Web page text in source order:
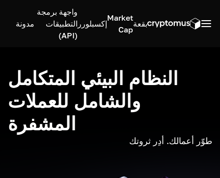
بقعة
Market
Cap
إكسبلورر
واجهة برمجة
التطبيقات
(API)
مدونة
النظام البيئي المتكامل
والشامل للعملات
المشفرة
طوّر أعمالك. أدِر ثروتك